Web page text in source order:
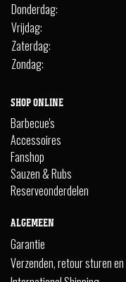
Donderdag:
Vrijdag:
Zaterdag:
Zondag:
SHOP ONLINE
Barbecue's
Accessoires
Fanshop
Sauzen & Rubs
Reserveonderdelen
ALGEMEEN
Garantie
Verzenden, retour sturen